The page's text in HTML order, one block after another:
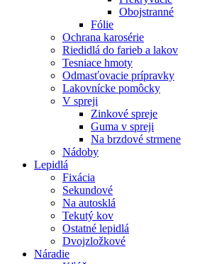
Obojstranné
Fólie
Ochrana karosérie
Riedidlá do farieb a lakov
Tesniace hmoty
Odmasťovacie prípravky
Lakovnícke pomôcky
V spreji
Zinkové spreje
Guma v spreji
Na brzdové strmene
Nádoby
Lepidlá
Fixácia
Sekundové
Na autosklá
Tekutý kov
Ostatné lepidlá
Dvojzložkové
Náradie